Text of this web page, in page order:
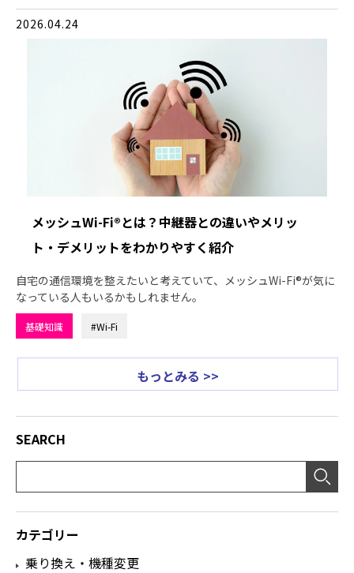
2026.04.24
メッシュWi-Fi®とは？中継器との違いやメリッ
ト・デメリットをわかりやすく紹介
自宅の通信環境を整えたいと考えていて、メッシュWi-Fi®が気に
なっている人もいるかもしれません。
基礎知識 #Wi-Fi
もっとみる >>
SEARCH
カテゴリー
乗り換え・機種変更